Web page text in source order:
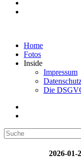
Home
Fotos
Inside
Impressum
Die
2026-01-